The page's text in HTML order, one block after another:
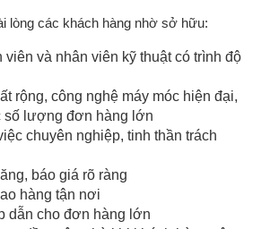
lòng các khách hàng nhờ sở hữu:
và nhân viên kỹ thuật có trình độ
rộng, công nghệ máy móc hiện đại,
lượng đơn hàng lớn
chuyên nghiệp, tinh thần trách
báo giá rõ ràng
hàng tận nơi
dẫn cho đơn hàng lớn